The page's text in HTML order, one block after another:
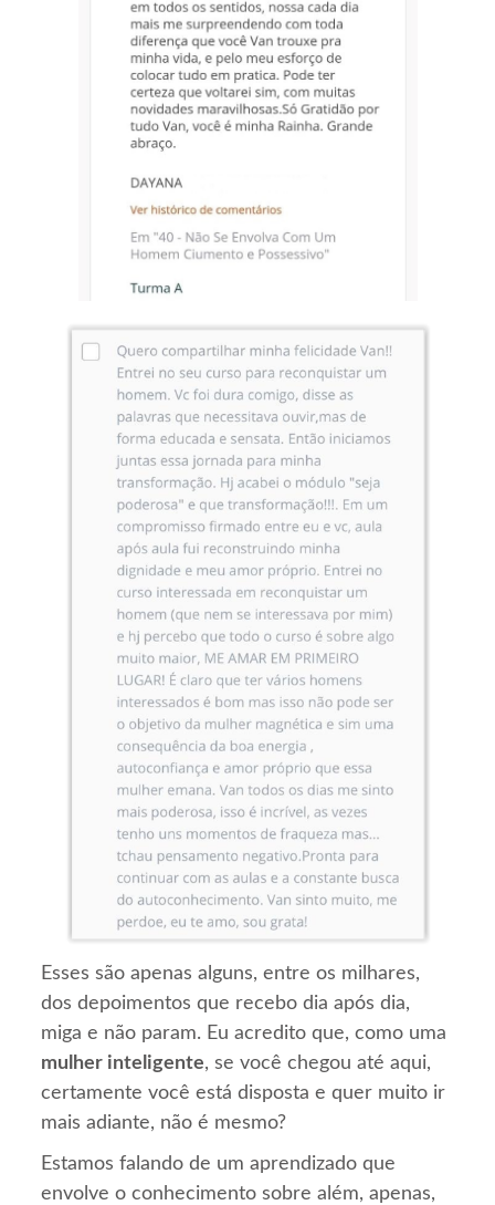
Esses são apenas alguns, entre os milhares,
dos depoimentos que recebo dia após dia,
miga e não param. Eu acredito que, como uma
mulher inteligente, se você chegou até aqui,
certamente você está disposta e quer muito ir
mais adiante, não é mesmo?
Estamos falando de um aprendizado que
envolve o conhecimento sobre além, apenas,